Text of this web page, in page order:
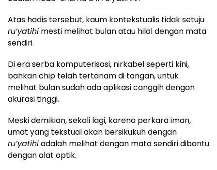
Atas hadis tersebut, kaum kontekstualis tidak setuju
ru’yatihi mesti melihat bulan atau hilal dengan mata
sendiri.
Di era serba komputerisasi, nirkabel seperti kini,
bahkan chip telah tertanam di tangan, untuk
melihat bulan sudah ada aplikasi canggih dengan
akurasi tinggi.
Meski demikian, sekali lagi, karena perkara iman,
umat yang tekstual akan bersikukuh dengan
ru’yatihiadalah melihat dengan mata sendiri dibantu
dengan alat optik.